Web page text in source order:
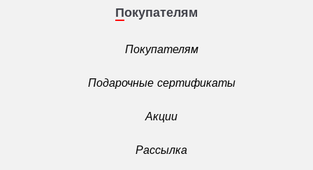
Покупателям
Покупателям
Подарочные сертификаты
Акции
Рассылка